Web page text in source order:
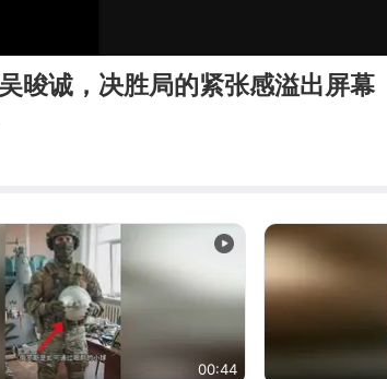
晙诚，决胜局的紧张感溢出屏幕
00:44